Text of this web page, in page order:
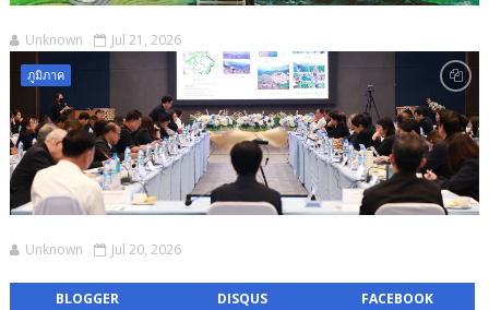
Unknown Jul 21, 2026
ภูมิภาค
Unknown Jul 20, 2026
BLOGGER DISQUS FACEBOOK